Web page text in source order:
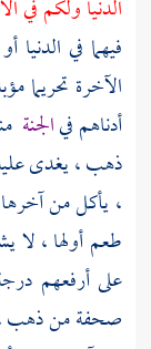
الدنيا ولكم في
فيهما في
الآخرة تحريما
أدناهم فيالجنة
ذهب ، يغدى
، يأكل من
طعم أولها ، لا
على أرفعهم
صحفة من ذهب ،